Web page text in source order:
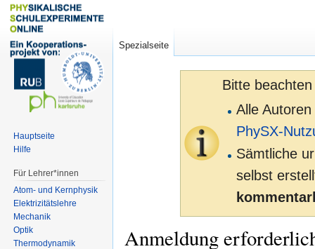
Bitte
Alle
PhySX-
Sämtliche
selbst
Anmeldung
Spezialseite
Hauptseite
Hilfe
Für Lehrer*innen
Atom- und Kernphysik
Elektrizitätslehre
Mechanik
Optik
Thermodynamik